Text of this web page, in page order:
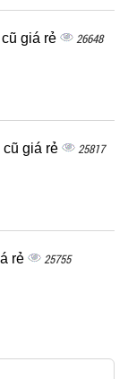
giá rẻ 26648
cũ giá rẻ 25817
rẻ 25755